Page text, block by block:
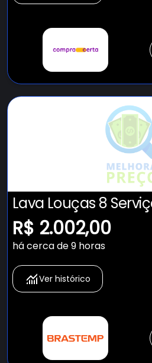
Lava Louças 8
Cinza - BLF08BS
R$ 2.002,00
há cerca de 9 horas
Ver histórico